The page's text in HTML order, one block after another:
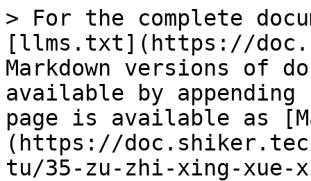
> For the complete
[llms.txt](https://
Markdown versions of
available by
page is available as
(https://
tu/35-zu-zhi-xing-xue-